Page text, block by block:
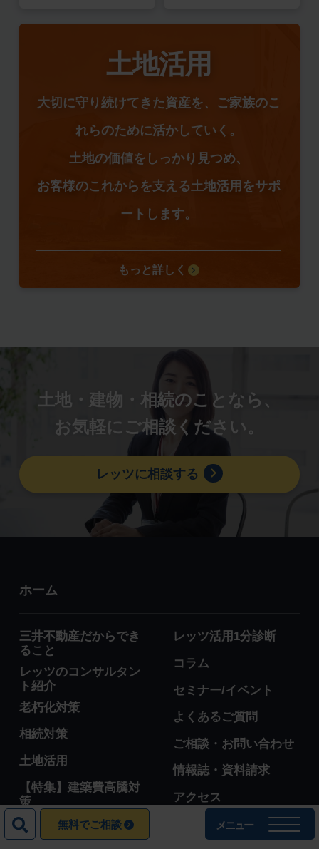
無料でご相談 メニュー
土地活用
大切に守り続けてきた資産を、ご家族のこ
れらのために活かしていく。
土地の価値をしっかり見つめ、
お客様のこれからを支える土地活用をサポ
ートします。
もっと詳しく
土地・建物・相続のことなら、
お気軽にご相談ください。
レッツに相談する
ホーム
三井不動産だからでき
ること
レッツのコンサルタン
ト紹介
老朽化対策
相続対策
土地活用
【特集】建築費高騰対
策
モデルケース
レッツ活用1分診断
コラム
セミナー/イベント
よくあるご質問
ご相談・お問い合わせ
情報誌・資料請求
アクセス
お知らせ